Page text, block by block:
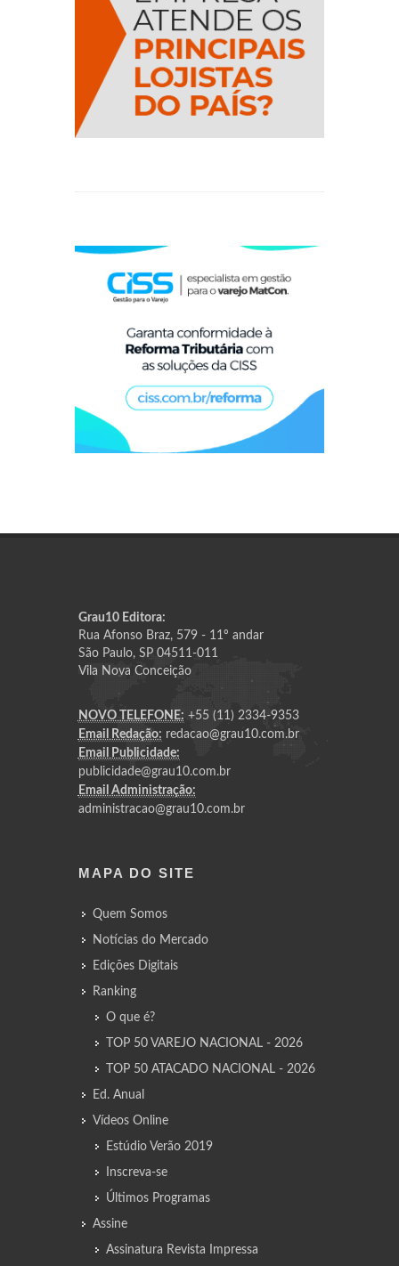
Grau10 Editora:
Rua Afonso Braz, 579 - 11º andar
São Paulo, SP 04511-011
Vila Nova Conceição
NOVO TELEFONE: +55 (11) 2334-9353
Email Redação: redacao@grau10.com.br
Email Publicidade:
publicidade@grau10.com.br
Email Administração:
administracao@grau10.com.br
MAPA DO SITE
Quem Somos
Notícias do Mercado
Edições Digitais
Ranking
O que é?
TOP 50 VAREJO NACIONAL - 2026
TOP 50 ATACADO NACIONAL - 2026
Ed. Anual
Vídeos Online
Estúdio Verão 2019
Inscreva-se
Últimos Programas
Assine
Assinatura Revista Impressa